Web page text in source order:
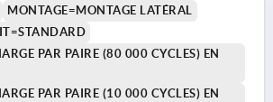
MONTAGE=MONTAGE LATÉRAL
PAR PAIRE (80 000 CYCLES) EN
PAR PAIRE (10 000 CYCLES) EN